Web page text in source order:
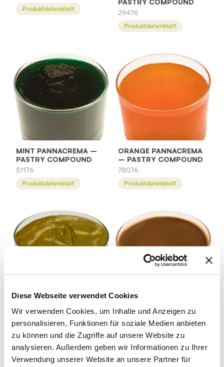
Diese Webseite verwendet Cookies
Wir verwenden Cookies, um Inhalte und Anzeigen zu
personalisieren, Funktionen für soziale Medien anbieten
zu können und die Zugriffe auf unsere Website zu
analysieren. Außerdem geben wir Informationen zu Ihrer
Verwendung unserer Website an unsere Partner für
Produktdatenblatt
PASTRY COMPOUND
29476
Produktdatenblatt
MINT PANNACREMA –
PASTRY COMPOUND
51176
Produktdatenblatt
ORANGE PANNACREMA
– PASTRY COMPOUND
78076
Produktdatenblatt
PANNACREMA PISTAZIE
ÉLITE
84346
PANNACREMA WALNUSS
53986
Produktdatenblatt